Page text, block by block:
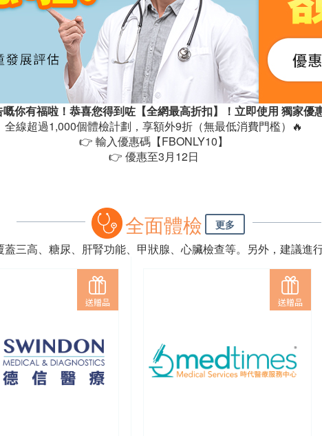
你有福啦！恭喜您得到咗【全網最高折扣】！立即使用 獨家優
全線超過1,000個體檢計劃，享額外9折（無最低消費門檻）🔥
👉 輸入優惠碼【FBONLY10】
👉 優惠至3月12日
全面體檢 更多
三高、糖尿、肝腎功能、甲狀腺、心臟檢查等。另外，建議進
送贈品 送贈品